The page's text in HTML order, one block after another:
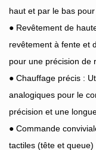
haut et par le bas
● Revêtement de
revêtement à fente et
pour une précision de
● Chauffage précis :
analogiques pour le
précision et une
● Commande
tactiles (tête et